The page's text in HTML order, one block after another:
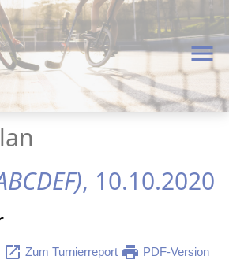
menu
, 10.10.2020
launch Zum Turnierreport print PDF-Version